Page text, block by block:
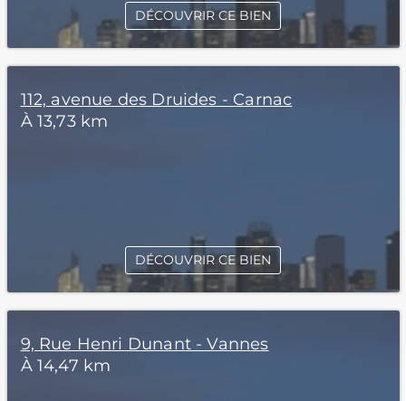
DÉCOUVRIR CE BIEN
112, avenue des Druides - Carnac
À 13,73 km
DÉCOUVRIR CE BIEN
9, Rue Henri Dunant - Vannes
À 14,47 km